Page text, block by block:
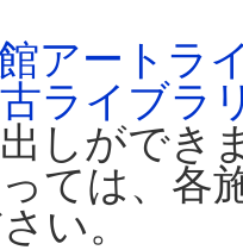
アートラ
ライブラ
しができ
ては、各
い。